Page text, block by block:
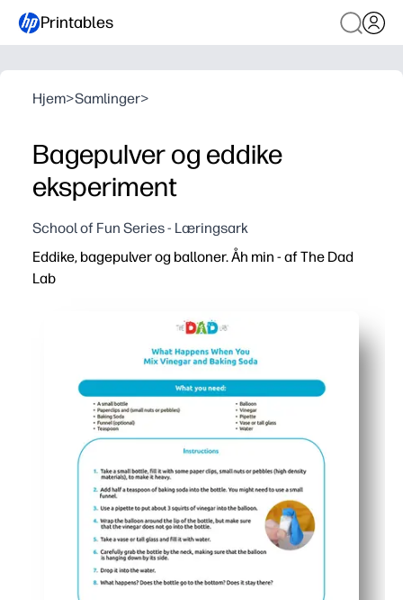
Printables
Hjem>Samlinger>
Bagepulver og eddike
eksperiment
School of Fun Series - Læringsark
Eddike, bagepulver og balloner. Åh min - af The Dad
Lab